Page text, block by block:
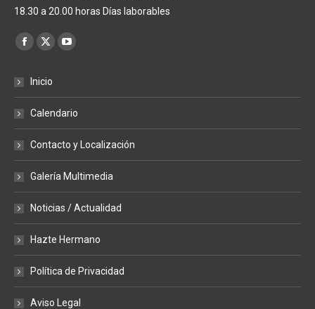
18.30 a 20.00 horas Días laborables
Encuéntranos en:
Facebook
opens
new
window
X
opens
window
YouTube
window
Inicio
Calendario
Contacto y Localización
Galería Multimedia
Noticias / Actualidad
Hazte Hermano
Política de Privacidad
Aviso Legal